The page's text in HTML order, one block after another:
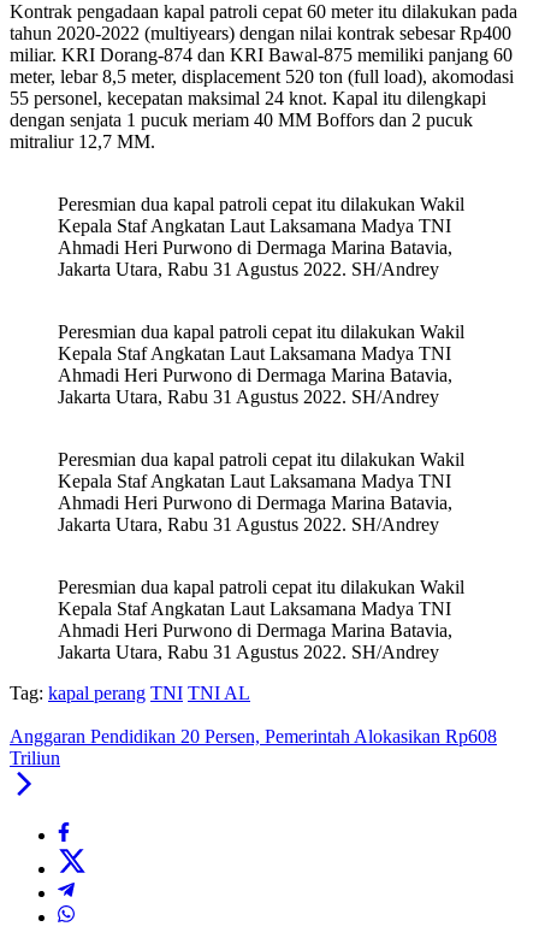
Kontrak pengadaan kapal patroli cepat 60 meter itu dilakukan pada
tahun 2020-2022 (multiyears) dengan nilai kontrak sebesar Rp400
miliar. KRI Dorang-874 dan KRI Bawal-875 memiliki panjang 60
meter, lebar 8,5 meter, displacement 520 ton (full load), akomodasi
55 personel, kecepatan maksimal 24 knot. Kapal itu dilengkapi
dengan senjata 1 pucuk meriam 40 MM Boffors dan 2 pucuk
mitraliur 12,7 MM.
Peresmian dua kapal patroli cepat itu dilakukan Wakil
Kepala Staf Angkatan Laut Laksamana Madya TNI
Ahmadi Heri Purwono di Dermaga Marina Batavia,
Jakarta Utara, Rabu 31 Agustus 2022. SH/Andrey
Peresmian dua kapal patroli cepat itu dilakukan Wakil
Kepala Staf Angkatan Laut Laksamana Madya TNI
Ahmadi Heri Purwono di Dermaga Marina Batavia,
Jakarta Utara, Rabu 31 Agustus 2022. SH/Andrey
Peresmian dua kapal patroli cepat itu dilakukan Wakil
Kepala Staf Angkatan Laut Laksamana Madya TNI
Ahmadi Heri Purwono di Dermaga Marina Batavia,
Jakarta Utara, Rabu 31 Agustus 2022. SH/Andrey
Peresmian dua kapal patroli cepat itu dilakukan Wakil
Kepala Staf Angkatan Laut Laksamana Madya TNI
Ahmadi Heri Purwono di Dermaga Marina Batavia,
Jakarta Utara, Rabu 31 Agustus 2022. SH/Andrey
Tag: kapal perang TNI TNI AL
Anggaran Pendidikan 20 Persen, Pemerintah Alokasikan Rp608
Triliun